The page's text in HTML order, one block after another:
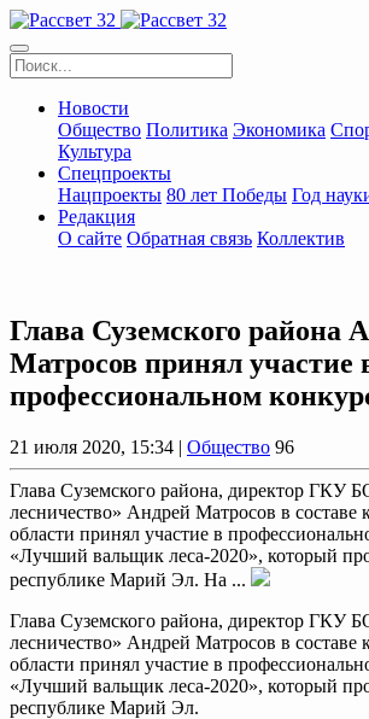
Новости
Общество Политика Экономика
Культура
Спецпроекты
Нацпроекты 80 лет Победы Год
Редакция
О сайте Обратная связь Коллектив
Глава Суземского района
Матросов принял участие
профессиональном
21 июля 2020, 15:34 | Общество 96
Глава Суземского района, директор ГКУ
лесничество» Андрей Матросов в составе
области принял участие в
«Лучший вальщик леса-2020», который
республике Марий Эл. На ...
Глава Суземского района, директор ГКУ
лесничество» Андрей Матросов в составе
области принял участие в
«Лучший вальщик леса-2020», который
республике Марий Эл.